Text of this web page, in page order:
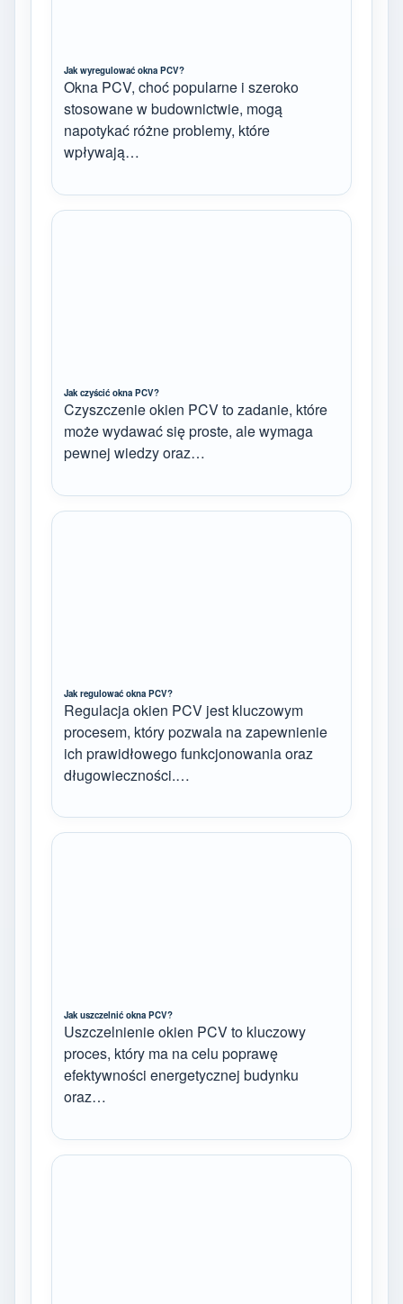
Jak wyregulować okna PCV?
Okna PCV, choć popularne i szeroko
stosowane w budownictwie, mogą
napotykać różne problemy, które
wpływają…
Jak czyścić okna PCV?
Czyszczenie okien PCV to zadanie, które
może wydawać się proste, ale wymaga
pewnej wiedzy oraz…
Jak regulować okna PCV?
Regulacja okien PCV jest kluczowym
procesem, który pozwala na zapewnienie
ich prawidłowego funkcjonowania oraz
długowieczności.…
Jak uszczelnić okna PCV?
Uszczelnienie okien PCV to kluczowy
proces, który ma na celu poprawę
efektywności energetycznej budynku
oraz…